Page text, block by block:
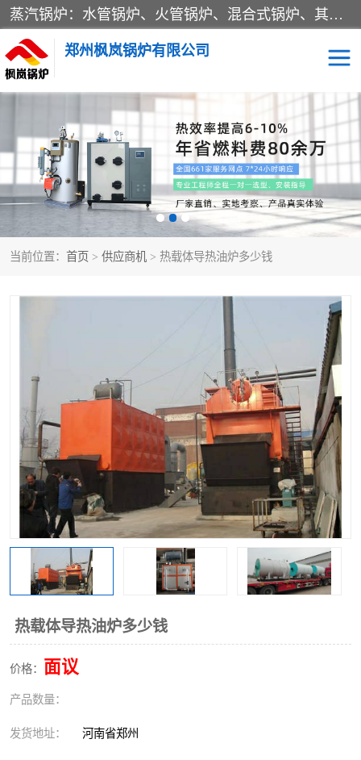
蒸汽锅炉：水管锅炉、火管锅炉、混合式锅炉、其他蒸汽锅炉； 热水锅炉：家用型集中供暖用热水锅炉、其他热水锅炉； 有机热载体锅炉； 船用蒸汽锅炉； （锅炉用辅助设备及装置）蒸汽冷凝器：表面冷凝器、混合式冷凝器、空冷式冷凝器、其他蒸汽冷凝器； 锅炉用辅助设备：节热器、蒸汽收集器、蓄能器、烟垢清除器、气体回收器、泥渣刮除器、空气预热器、其他锅炉用辅助设备；
郑州枫岚锅炉有限公司
当前位置： 首页 > 供应商机 > 热载体导热油炉多少钱
热载体导热油炉多少钱
价格： 面议
产品数量：
发货地址： 河南省郑州